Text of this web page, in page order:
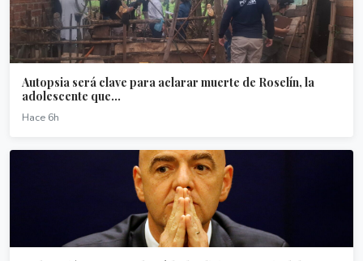
Autopsia será clave para aclarar muerte de Roselín, la
adolescente que...
Hace 6h